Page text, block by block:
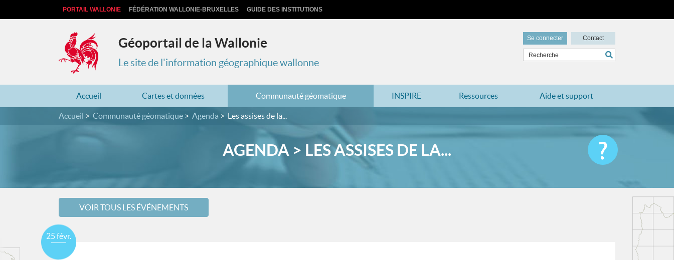
PORTAIL WALLONIE FÉDÉRATION WALLONIE-BRUXELLES GUIDE DES INSTITUTIONS
Géoportail de la Wallonie
Le site de l'information géographique wallonne
Se connecter Contact
Accueil Cartes et données Communauté géomatique INSPIRE Ressources Aide et support
Accueil Communauté géomatique Agenda Les assises de la...
AGENDA > LES ASSISES DE LA...
VOIR TOUS LES ÉVÉNEMENTS
25 févr.